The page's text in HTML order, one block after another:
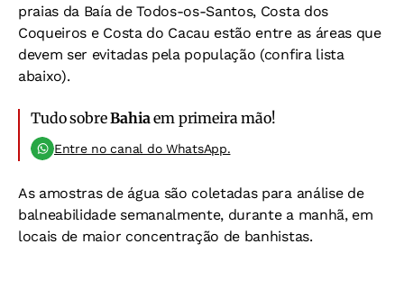
praias da Baía de Todos-os-Santos, Costa dos
Coqueiros e Costa do Cacau estão entre as áreas que
devem ser evitadas pela população (confira lista
abaixo).
Tudo sobreBahiaem primeira mão!
Entre no canal do WhatsApp.
As amostras de água são coletadas para análise de
balneabilidade semanalmente, durante a manhã, em
locais de maior concentração de banhistas.